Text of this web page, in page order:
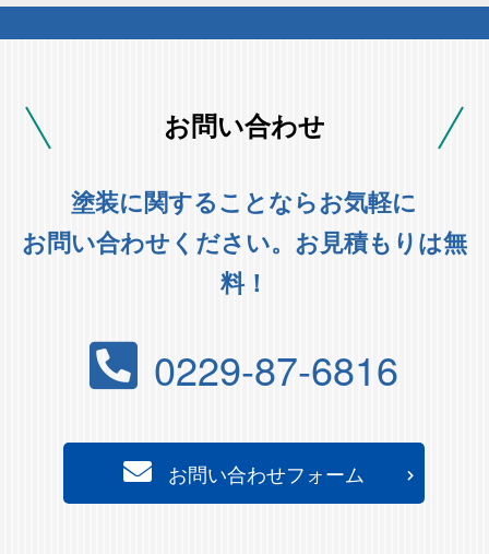
お問い合わせ
塗装に関することならお気軽に
お問い合わせください。お見積もりは無
料！
0229-87-6816
お問い合わせフォーム